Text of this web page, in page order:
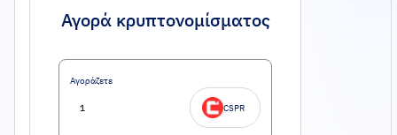
Αγορά κρυπτονομίσματος
Αγοράζετε
CSPR